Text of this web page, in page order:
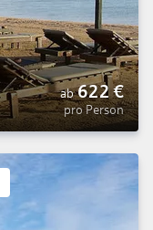
ab 622€
pro Person